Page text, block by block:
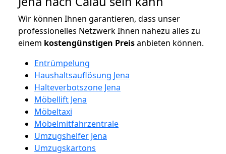
Wir können Ihnen garantieren, dass unser
professionelles Netzwerk Ihnen nahezu alles zu
einem kostengünstigen Preisanbieten können.
Entrümpelung
Haushaltsauflösung Jena
Halteverbotszone Jena
Möbellift Jena
Möbeltaxi
Möbelmitfahrzentrale
Umzugshelfer Jena
Umzugskartons